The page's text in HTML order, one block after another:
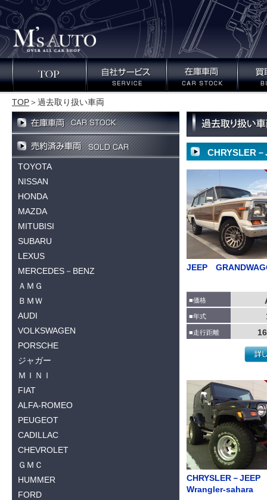
TOP＞過去取り扱い車両
TOYOTA
NISSAN
HONDA
MAZDA
MITUBISI
SUBARU
LEXUS
MERCEDES－BENZ
ＡＭＧ
ＢＭＷ
AUDI
VOLKSWAGEN
PORSCHE
ジャガー
ＭＩＮＩ
FIAT
ALFA-ROMEO
PEUGEOT
CADILLAC
CHEVROLET
ＧＭＣ
HUMMER
FORD
CHRYSLER
JEEP
■価格
■年式
■走行距離
CHRYSLER－
Wrangler-sahara